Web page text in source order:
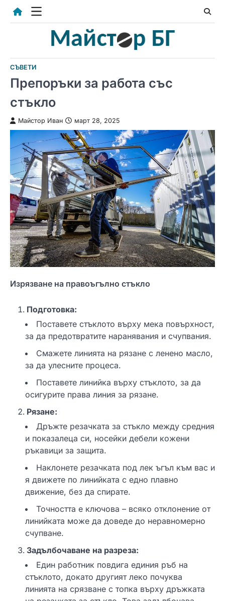
СЪВЕТИ
Препоръки за работа със
стъкло
Майстор Иван март 28, 2025
Изрязване на правоъгълно стъкло
Подготовка:
Поставете стъклото върху мека повърхност,
за да предотвратите наранявания и счупвания.
Смажете линията на рязане с ленено масло,
за да улесните процеса.
Поставете линийка върху стъклото, за да
осигурите права линия за рязане.
Рязане:
Дръжте резачката за стъкло между средния
и показалеца си, носейки дебели кожени
ръкавици за защита.
Наклонете резачката под лек ъгъл към вас и
я движете по линийката с едно плавно
движение, без да спирате.
Точността е ключова – всяко отклонение от
линийката може да доведе до неравномерно
счупване.
Задълбочаване на разреза:
Един работник повдига единия ръб на
стъклото, докато другият леко почуква
линията на срязване с топка върху дръжката